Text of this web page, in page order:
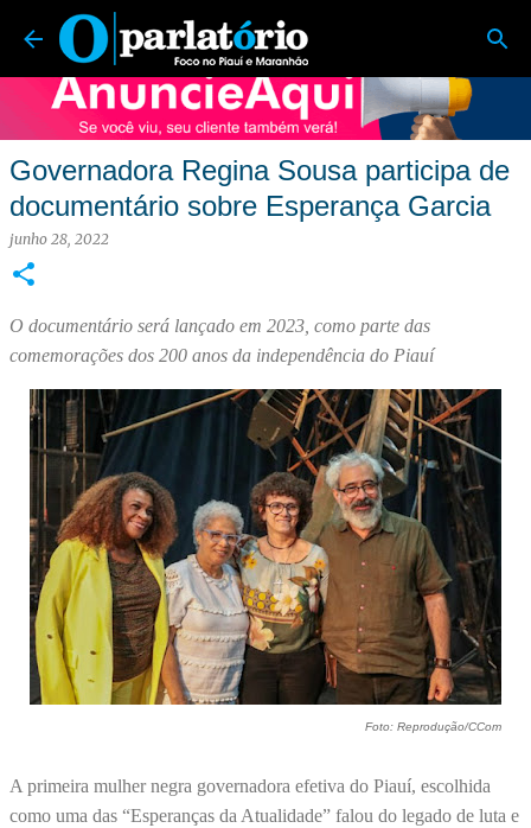
Pular para o conteúdo principal
O Parlatório | Foco no Piauí e Maranhão
Governadora Regina Sousa participa de
documentário sobre Esperança Garcia
junho 28, 2022
O documentário será lançado em 2023, como parte das
comemorações dos 200 anos da independência do Piauí
Foto: Reprodução/CCom
A primeira mulher negra governadora efetiva do Piauí, escolhida
como uma das “Esperanças da Atualidade” falou do legado de luta e